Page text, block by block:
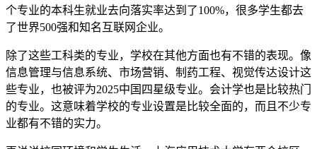
个专业的本科生就业去向落实率达到了100%，很多学生都去
了世界500强和知名互联网企业。
除了这些工科类的专业，学校在其他方面也有不错的表现。像
信息管理与信息系统、市场营销、制药工程、视觉传达设计这
些专业，也被评为2025中国四星级专业。会计学也是比较热门
的专业。这意味着学校的专业设置是比较全面的，而且不少专
业都有不错的实力。